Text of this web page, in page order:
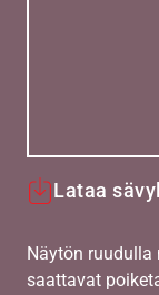
Lataa
Näytön
saattavat